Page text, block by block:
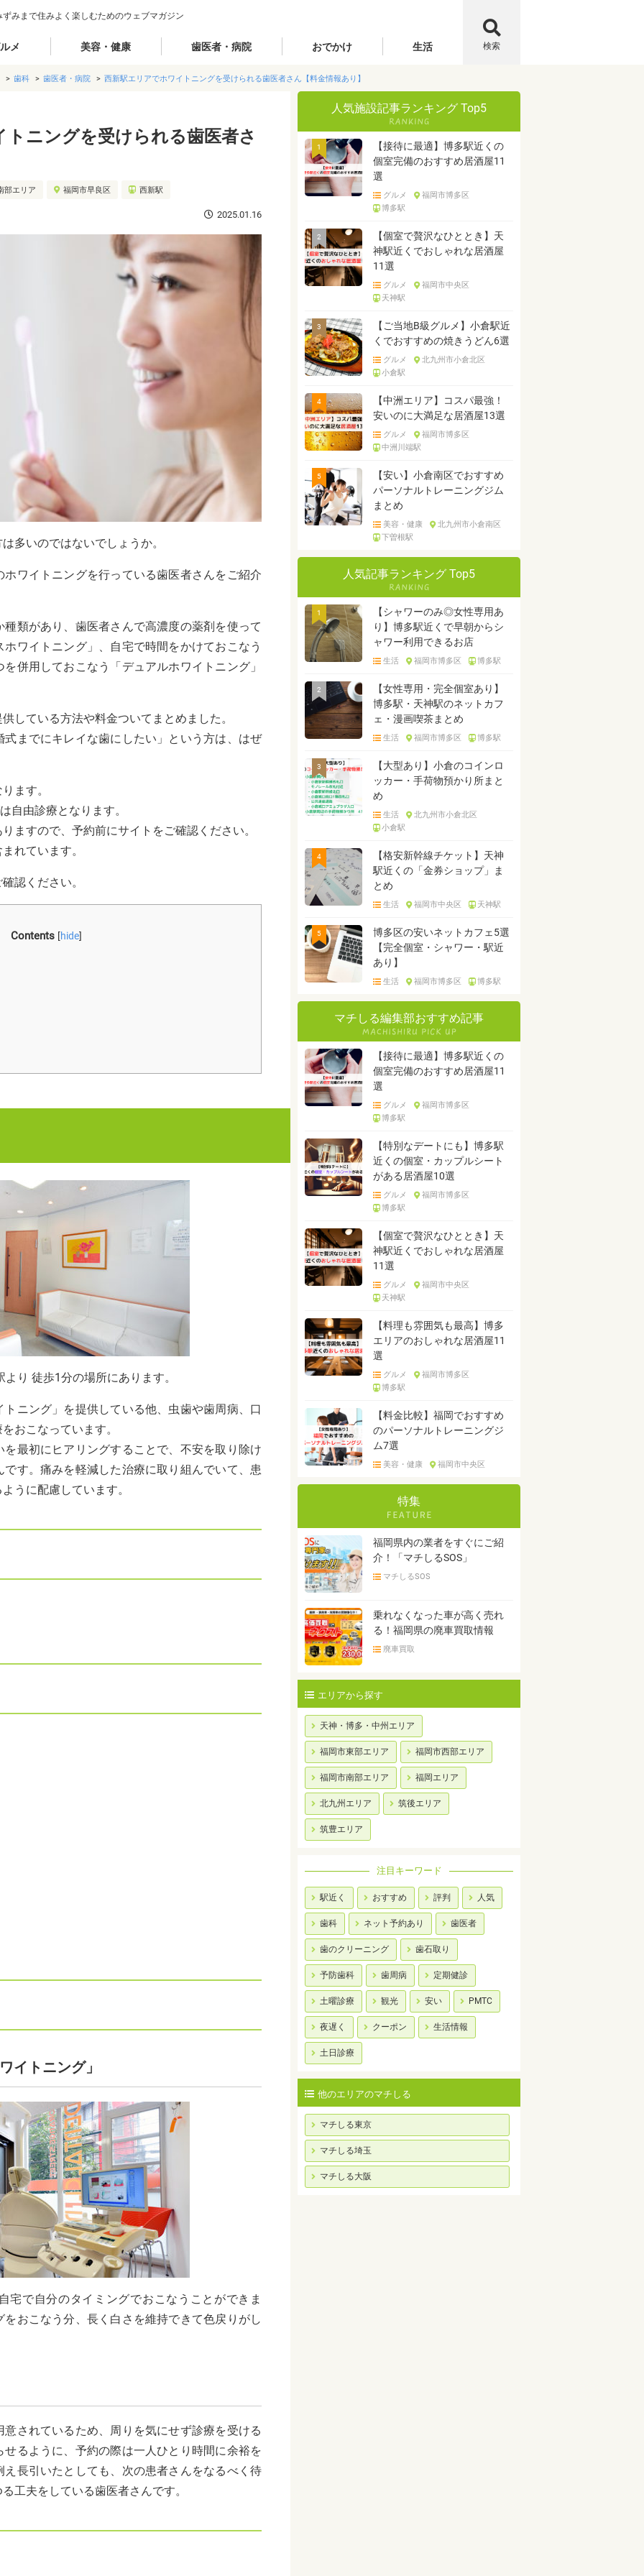
ずみまで住みよく楽しむためのウェブマガジン
メ 美容・健康 歯医者・病院 おでかけ 生活 検索
歯科 歯医者・病院 西新駅エリアでホワイトニングを受けられる歯医者さん【料金情報あり】
ニングを受けられる歯医者さ
部エリア 福岡市早良区 西新駅
2025.01.16
多いのではないでしょうか。
ワイトニングを行っている歯医者さんをご紹介
類があり、歯医者さんで高濃度の薬剤を使って
ワイトニング」、自宅で時間をかけておこなう
併用しておこなう「デュアルホワイトニング」
している方法や料金ついてまとめました。
までにキレイな歯にしたい」という方は、はぜ
ます。
自由診療となります。
ますので、予約前にサイトをご確認ください。
れています。
認ください。
Contents [hide]
り 徒歩1分の場所にあります。
ニング」を提供している他、虫歯や歯周病、口
おこなっています。
最初にヒアリングすることで、 不安を取り除け
す。 痛みを軽減した治療に取り組んでいて、患
うに配慮しています。
イトニング」
宅で自分のタイミングでおこなうことができま
おこなう分、長く白さを維持できて色戻りがし
されているため、周りを気にせず診療を受ける
るように、予約の際は一人ひとり 時間に余裕を
長引いたとしても、次の患者さんをなるべく待
工夫をしている歯医者さんです。
人気施設記事ランキング Top5
1
【接待に最適】博多駅近くの
個室完備のおすすめ居酒屋11
選
グルメ
福岡市博多区
博多駅
2
【個室で贅沢なひととき】天
神駅近くでおしゃれな居酒屋
11選
グルメ
福岡市中央区
天神駅
3
【ご当地B級グルメ】小倉駅近
くでおすすめの焼きうどん6選
グルメ
北九州市小倉北区
小倉駅
4
【中洲エリア】コスパ最強！
安いのに大満足な居酒屋13選
グルメ
福岡市博多区
中洲川端駅
5
【安い】小倉南区でおすすめ
パーソナルトレーニングジム
まとめ
美容・健康
北九州市小倉南区
下曽根駅
人気記事ランキング Top5
1
【シャワーのみ◎女性専用あ
り】博多駅近くで早朝からシ
ャワー利用できるお店
生活 福岡市博多区 博多駅
2
【女性専用・完全個室あり】
博多駅・天神駅のネットカフ
ェ・漫画喫茶まとめ
生活 福岡市博多区 博多駅
3
【大型あり】小倉のコインロ
ッカー・手荷物預かり所まと
め
生活
北九州市小倉北区
小倉駅
4
【格安新幹線チケット】天神
駅近くの「金券ショップ」ま
とめ
生活 福岡市中央区 天神駅
5
博多区の安いネットカフェ5選
【完全個室・シャワー・駅近
あり】
生活 福岡市博多区 博多駅
マチしる編集部おすすめ記事
【接待に最適】博多駅近くの
個室完備のおすすめ居酒屋11
選
グルメ
福岡市博多区
博多駅
【特別なデートにも】博多駅
近くの個室・カップルシート
がある居酒屋10選
グルメ
福岡市博多区
博多駅
【個室で贅沢なひととき】天
神駅近くでおしゃれな居酒屋
11選
グルメ
福岡市中央区
天神駅
【料理も雰囲気も最高】博多
エリアのおしゃれな居酒屋11
選
グルメ
福岡市博多区
博多駅
【料金比較】福岡でおすすめ
のパーソナルトレーニングジ
ム7選
美容・健康 福岡市中央区
特集
福岡県内の業者をすぐにご紹
介！「マチしるSOS」
マチしるSOS
乗れなくなった車が高く売れ
る！福岡県の廃車買取情報
廃車買取
エリアから探す
天神・博多・中州エリア
福岡市東部エリア 福岡市西部エリア
福岡市南部エリア 福岡エリア
北九州エリア 筑後エリア
筑豊エリア
注目キーワード
駅近く おすすめ 評判 人気
歯科 ネット予約あり 歯医者
歯のクリーニング 歯石取り
予防歯科 歯周病 定期健診
土曜診療 観光 安い PMTC
夜遅く クーポン 生活情報
土日診療
他のエリアのマチしる
マチしる東京
マチしる埼玉
マチしる大阪